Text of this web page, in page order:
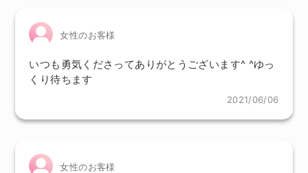
女性のお客様
いつも勇気くださってありがとうございます^ ^ゆっ
くり待ちます
2021/06/06
女性のお客様